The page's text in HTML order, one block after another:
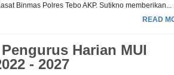
Binmas Polres Tebo AKP. Sutikno memberikan...
READ
Harian MUI
- 2027